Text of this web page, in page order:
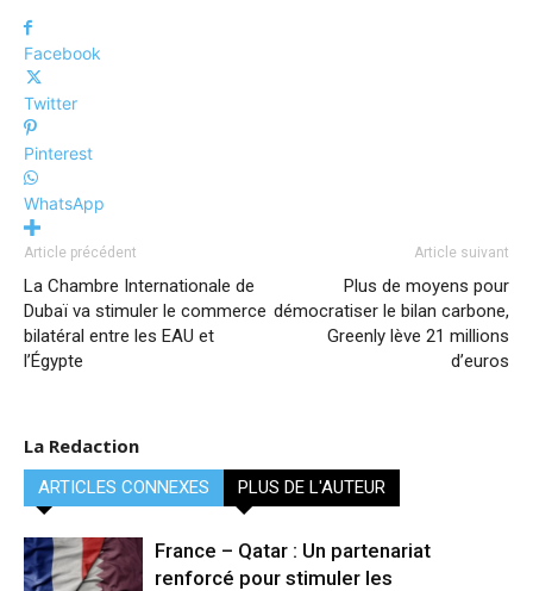
Facebook
Twitter
Pinterest
WhatsApp
Article précédent
La Chambre Internationale de
Dubaï va stimuler le commerce
bilatéral entre les EAU et
l’Égypte
Article suivant
Plus de moyens pour
démocratiser le bilan carbone,
Greenly lève 21 millions
d’euros
La Redaction
ARTICLES CONNEXES PLUS DE L'AUTEUR
France – Qatar : Un partenariat
renforcé pour stimuler les